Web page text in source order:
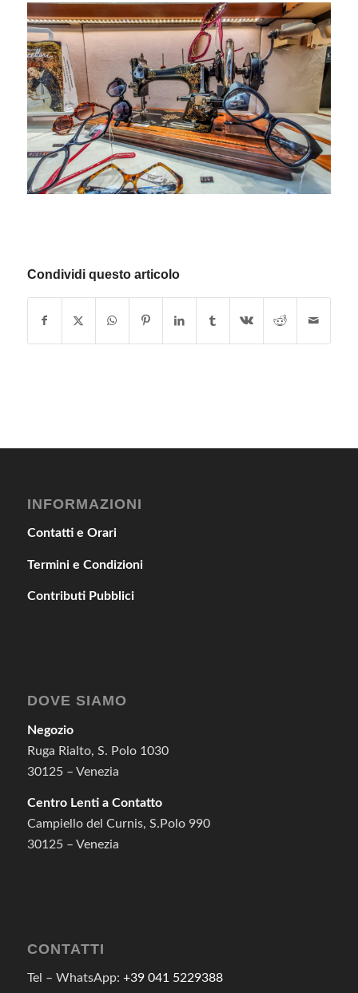
Condividi questo articolo
INFORMAZIONI
Contatti e Orari
Termini e Condizioni
Contributi Pubblici
DOVE SIAMO
Negozio
Ruga Rialto, S. Polo 1030
30125 – Venezia
Centro Lenti a Contatto
Campiello del Curnis, S.Polo 990
30125 – Venezia
CONTATTI
Tel – WhatsApp: +39 041 5229388